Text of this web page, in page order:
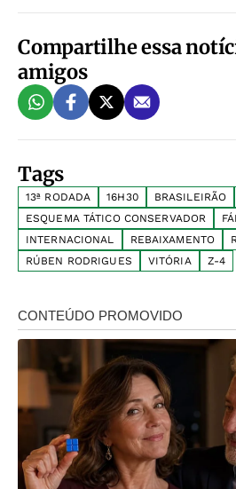
Compartilhe essa
amigos
Tags
13ª RODADA 16H30 BRASILEIRÃO
ESQUEMA TÁTICO CONSERVADOR
INTERNACIONAL
REBAIXAMENTO
RÚBEN RODRIGUES
VITÓRIA Z-4